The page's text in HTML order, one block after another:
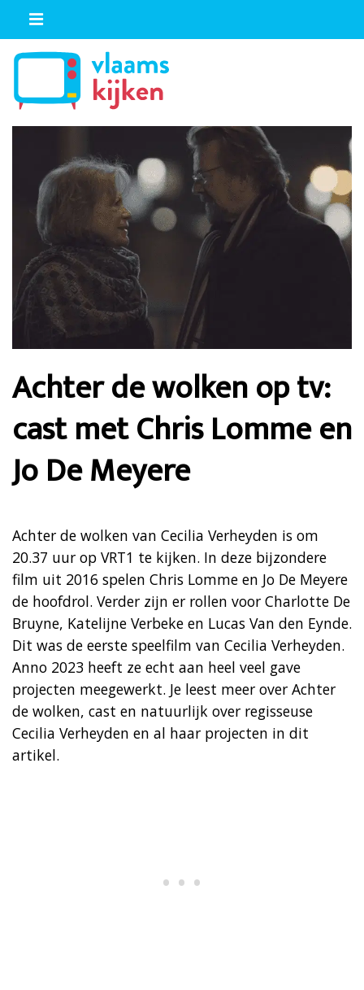
Achter de wolken op tv:
cast met Chris Lomme en
Jo De Meyere
Achter de wolken van Cecilia Verheyden is om
20.37 uur op VRT1 te kijken. In deze bijzondere
film uit 2016 spelen Chris Lomme en Jo De Meyere
de hoofdrol. Verder zijn er rollen voor Charlotte De
Bruyne, Katelijne Verbeke en Lucas Van den Eynde.
Dit was de eerste speelfilm van Cecilia Verheyden.
Anno 2023 heeft ze echt aan heel veel gave
projecten meegewerkt. Je leest meer over Achter
de wolken, cast en natuurlijk over regisseuse
Cecilia Verheyden en al haar projecten in dit
artikel.